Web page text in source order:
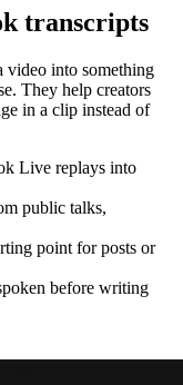
transcripts
video into something
They help creators
in a clip instead of
Live replays into
public talks,
point for posts or
before writing